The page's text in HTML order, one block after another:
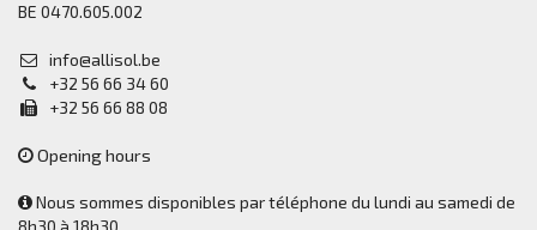
BE 0470.605.002
info@allisol.be
+32 56 66 34 60
+32 56 66 88 08
Opening hours
Nous sommes disponibles par téléphone du lundi au samedi de
8h30 à 18h30.